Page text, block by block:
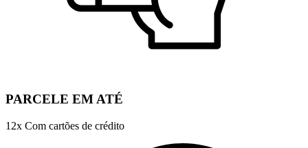
PARCELE EM ATÉ
12x Com cartões de crédito